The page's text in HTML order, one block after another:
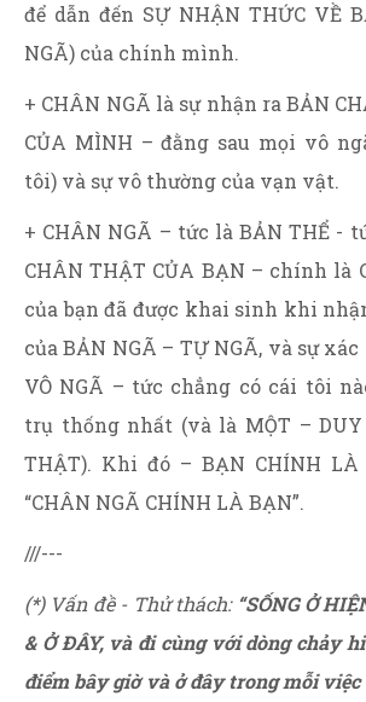
để dẫn đến SỰ NHẬN THỨC VỀ
NGÃ) của chính mình.
+ CHÂN NGÃ là sự nhận ra BẢN
CỦA MÌNH – đằng sau mọi vô
tôi) và sự vô thường của vạn vật.
+ CHÂN NGÃ – tức là BẢN THỂ -
CHÂN THẬT CỦA BẠN – chính là
của bạn đã được khai sinh khi
của BẢN NGÃ – TỰ NGÃ, và sự
VÔ NGÃ – tức chẳng có cái tôi
trụ thống nhất (và là MỘT – DUY
THẬT). Khi đó – BẠN CHÍNH LÀ
“CHÂN NGÃ CHÍNH LÀ BẠN”.
///---
(*) Vấn đề - Thử thách: “SỐNG Ở
& Ở ĐÂY, và đi cùng với dòng chảy
điểm bây giờ và ở đây trong mỗi